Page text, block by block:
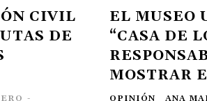
CIVIL
DE
-
EL MUSEO
“CASA DE
MOSTRAR
OPINIÓN ANA